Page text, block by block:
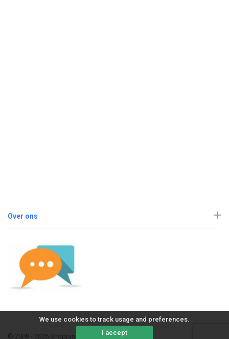
We use cookies to track usage and preferences.
I accept
Over ons
© 2008 - 2026 ShoppingErvaring